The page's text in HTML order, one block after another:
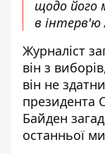
щодо його
в інтерв'ю
Журналіст
він з
він не
президента
Байден
останньої